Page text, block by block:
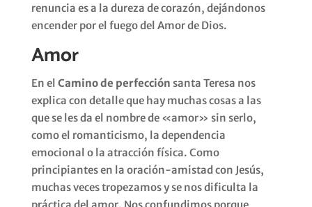
renuncia es a la dureza de corazón, dejándonos
encender por el fuego del Amor de Dios.
Amor
En el Camino de perfección santa Teresa nos
explica con detalle que hay muchas cosas a las
que se les da el nombre de «amor» sin serlo,
como el romanticismo, la dependencia
emocional o la atracción física. Como
principiantes en la oración-amistad con Jesús,
muchas veces tropezamos y se nos dificulta la
práctica del amor. Nos confundimos porque